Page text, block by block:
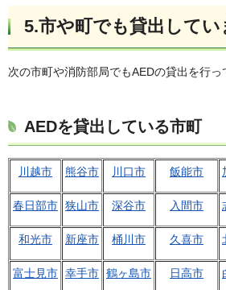
5.市や町でも貸出してい
次の市町や消防部局でもAEDの貸出を行っ
AEDを貸出している市町
川越市 熊谷市 川口市 飯能市
春日部市 狭山市 深谷市 入間市
和光市 新座市 桶川市 久喜市
富士見市 幸手市 鶴ヶ島市 日高市